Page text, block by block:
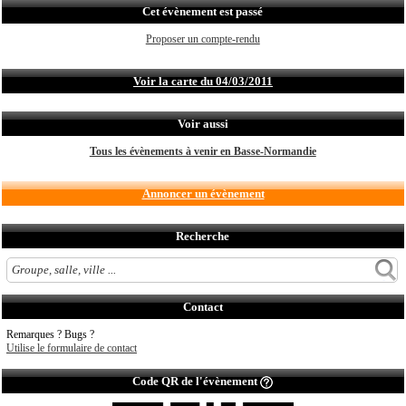
Cet évènement est passé
Proposer un compte-rendu
Voir la carte du 04/03/2011
Voir aussi
Tous les évènements à venir en Basse-Normandie
Annoncer un évènement
Recherche
Contact
Remarques ? Bugs ?
Utilise le formulaire de contact
Code QR de l'évènement